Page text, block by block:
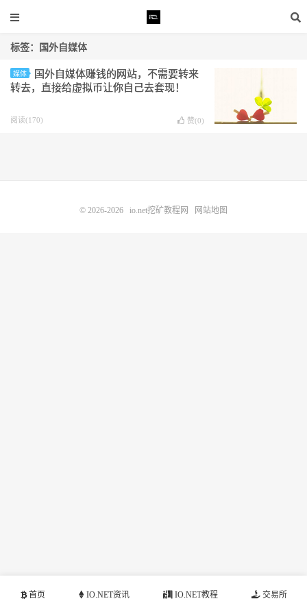
标签：国外自媒体
媒体
国外自媒体赚钱的网站，不需要转来
转去，直接给虚拟币让你自己去套现！
阅读(170) 赞(0)
首页 IO.NET资讯 IO.NET教程 交易所
© 2026-2026 io.net挖矿教程网 网站地图